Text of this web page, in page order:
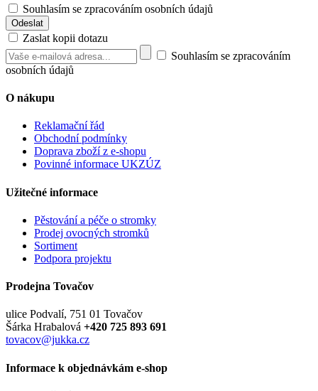
Souhlasím se zpracováním osobních údajů
Zaslat kopii dotazu
Souhlasím se zpracováním
osobních údajů
O nákupu
Reklamační řád
Obchodní podmínky
Doprava zboží z e-shopu
Povinné informace UKZÚZ
Užitečné informace
Pěstování a péče o stromky
Prodej ovocných stromků
Sortiment
Podpora projektu
Prodejna Tovačov
ulice Podvalí, 751 01 Tovačov
Šárka Hrabalová +420 725 893 691
tovacov@jukka.cz
Informace k objednávkám e-shop